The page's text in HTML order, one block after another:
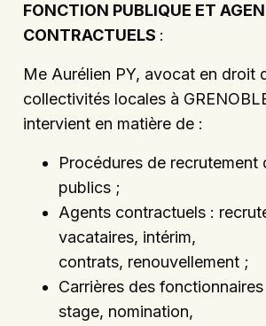
FONCTION PUBLIQUE ET
CONTRACTUELS :
Me Aurélien PY, avocat en droit
collectivités locales à
intervient en matière de :
Procédures de recrutement
publics ;
Agents contractuels :
vacataires, intérim,
contrats, renouvellement ;
Carrières des
stage, nomination,